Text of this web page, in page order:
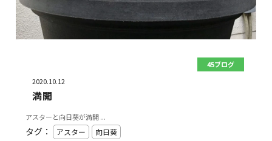
45ブログ
2020.10.12
満開
アスターと向日葵が満開 ...
タグ： アスター 向日葵